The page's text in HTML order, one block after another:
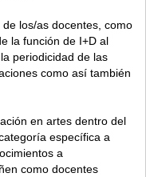
los/as docentes, como
la función de I+D al
periodicidad de las
como así también
en artes dentro del
específica a
a
como docentes